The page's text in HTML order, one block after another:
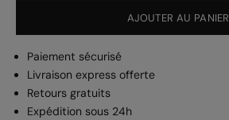
AJOUTER AU PANIER
Paiement sécurisé
Livraison express offerte
Retours gratuits
Expédition sous 24h